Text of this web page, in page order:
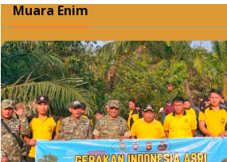
Muara Enim